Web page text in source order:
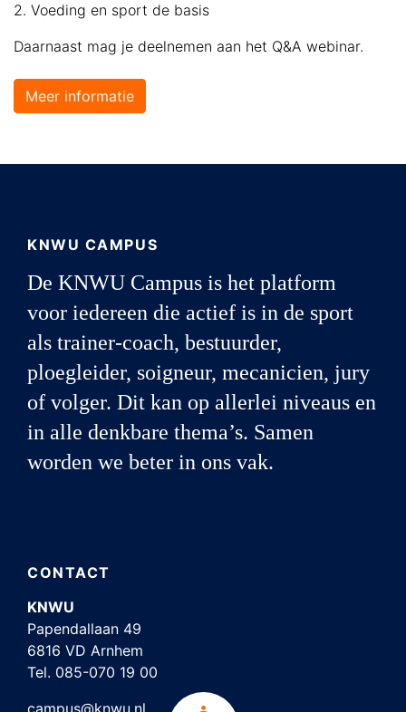
2. Voeding en sport de basis
Daarnaast mag je deelnemen aan het Q&A webinar.
Meer informatie
CONTACT
KNWU
Papendallaan 49
6816 VD Arnhem
Tel. 085-070 19 00
campus@knwu.nl
KNWU CAMPUS
De KNWU Campus is het platform
voor iedereen die actief is in de sport
als trainer-coach, bestuurder,
ploegleider, soigneur, mecanicien, jury
of volger. Dit kan op allerlei niveaus en
in alle denkbare thema’s. Samen
worden we beter in ons vak.